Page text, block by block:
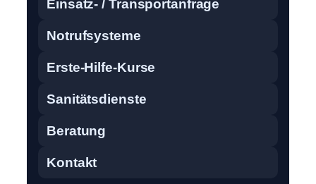
Einsatz- / Transportanfrage
Notrufsysteme
Erste-Hilfe-Kurse
Sanitätsdienste
Beratung
Kontakt